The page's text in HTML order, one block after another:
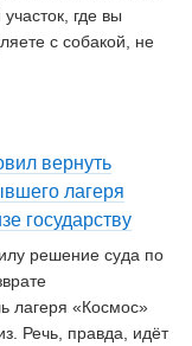
где вы
с собакой, не
вернуть
лагеря
государству
решение суда по
лагеря «Космос»
Речь, правда, идёт